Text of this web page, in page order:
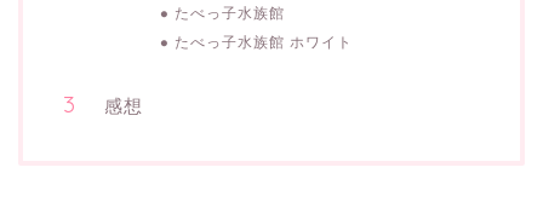
たべっ子水族館
たべっ子水族館 ホワイト
感想